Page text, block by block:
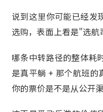
说到这里你可能已经发
选购，表面上看是"选航
哪条中转路径的整体耗
是真平躺 + 那个航班的
你的票价是不是从公开